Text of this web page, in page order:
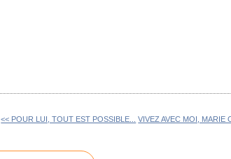
<< POUR LUI, TOUT EST POSSIBLE... VIVEZ AVEC MOI, MARIE